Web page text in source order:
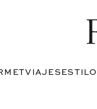
VIAJESESTILO